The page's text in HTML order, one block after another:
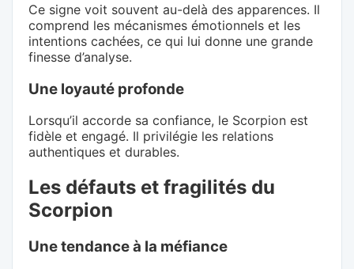
Ce signe voit souvent au-delà des apparences. Il
comprend les mécanismes émotionnels et les
intentions cachées, ce qui lui donne une grande
finesse d’analyse.
Une loyauté profonde
Lorsqu’il accorde sa confiance, le Scorpion est
fidèle et engagé. Il privilégie les relations
authentiques et durables.
Les défauts et fragilités du
Scorpion
Une tendance à la méfiance